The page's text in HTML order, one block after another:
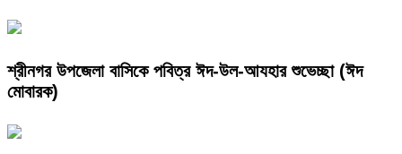
শ্রীনগর উপজেলা বাসিকে পবিত্র ঈদ-উল-আযহার শুভেচ্ছা (ঈদ
মোবারক)